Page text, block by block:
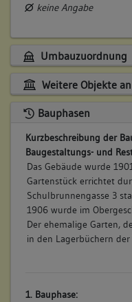
keine Angabe
Umbauzuordnung
Weitere Objekte
Bauphasen
Kurzbeschreibung der
Baugestaltungs- und
Das Gebäude wurde
Gartenstück errichtet
Schulbrunnengasse 3
1906 wurde im
Der ehemalige Garten,
in den Lagerbüchern
1. Bauphase: